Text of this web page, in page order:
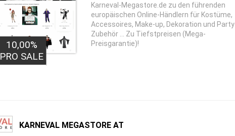
10,00%
PRO SALE
Karneval-Megastore.de zu den führenden
europäischen Online-Händlern für Kostüme,
Accessoires, Make-up, Dekoration und
Zubehör … Zu Tiefstpreisen (Mega-
Preisgarantie)!
KARNEVAL MEGASTORE AT